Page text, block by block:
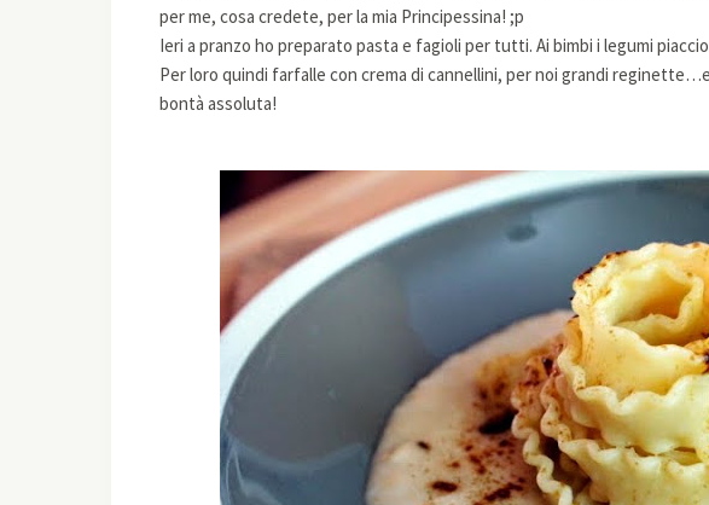
per me, cosa credete, per la mia Principessina! ;p
Ieri a pranzo ho preparato pasta e fagioli per tutti. Ai bimbi i legumi
Per loro quindi farfalle con crema di cannellini, per noi grandi
bontà assoluta!